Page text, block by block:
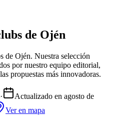
de Ojén
de Ojén. Nuestra selección
por nuestro equipo editorial,
propuestas más innovadoras.
· Actualizado en agosto de
Ver en mapa